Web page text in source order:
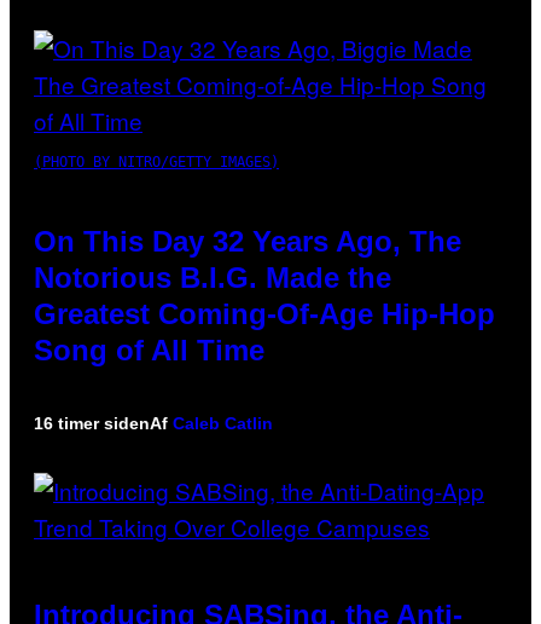
(PHOTO BY NITRO/GETTY IMAGES)
On This Day 32 Years Ago, The
Notorious B.I.G. Made the
Greatest Coming-Of-Age Hip-Hop
Song of All Time
16 timer sidenAf Caleb Catlin
Introducing SABSing, the Anti-